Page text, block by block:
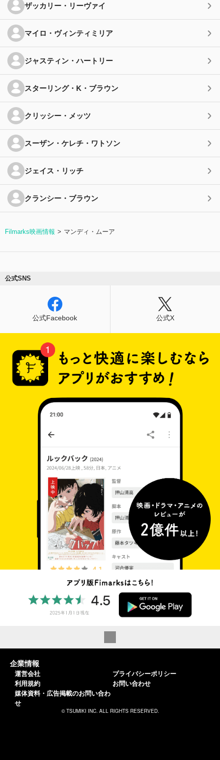
ザッカリー・リーヴァイ
マイロ・ヴィンティミリア
ジャスティン・ハートリー
スターリング・K・ブラウン
クリッシー・メッツ
スーザン・ケレチ・ワトソン
ジェイス・リッチ
クランシー・ブラウン
Filmarks映画情報 マンディ・ムーア
公式SNS
公式Facebook 公式X
企業情報
運営会社
利用規約
媒体資料・広告掲載のお問い合わ
せ
プライバシーポリシー
お問い合わせ
© TSUMIKI INC. ALL RIGHTS RESERVED.